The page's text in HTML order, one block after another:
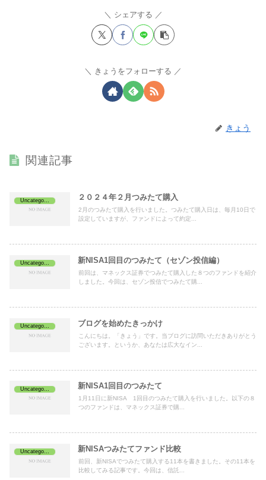
シェアする
きょうをフォローする
きょう
関連記事
２０２４年２月つみたて購入
2月のつみたて購入を行いました。つみたて購入日は、毎月10日で
設定していますが、ファンドによって約定...
Uncategorized 新NISA1回目のつみたて（セゾン投信編）
前回は、マネックス証券でつみたて購入した８つのファンドを紹介
しました。今回は、セゾン投信でつみたて購...
ブログを始めたきっかけ
こんにちは。「きょう」です。当ブログに訪問いただきありがとう
ございます。というか、あなたは広大なイン...
新NISA1回目のつみたて
1月11日に新NISA 1回目のつみたて購入を行いました。以下の８
つのファンドは、マネックス証券で購...
Uncategorized 新NISAつみたてファンド比較
前回、新NISAでつみたて購入する11本を書きました。その11本を
比較してみる記事です。今回は、信託...